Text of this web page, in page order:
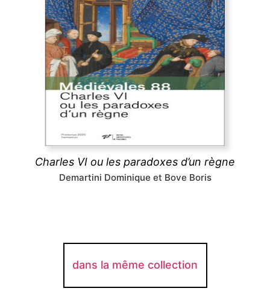
Charles VI ou les paradoxes d’un règne
Demartini Dominique et Bove Boris
Charles VI ou les paradoxes d’un règne
Le long règne de Charles VI a longtemps été
considéré comme une catastrophe, pourtant les
arts et les lettres ont fleuri à sa cour, tandis que sa
folie même stimulait la réflexion politique : tels sont
découvrir
dans la même collection